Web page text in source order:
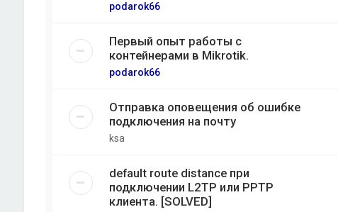
podarok66
Первый опыт работы с
контейнерами в Mikrotik.
podarok66
Отправка оповещения об ошибке
подключения на почту
ksa
default route distance при
подключении L2TP или PPTP
клиента. [SOLVED]